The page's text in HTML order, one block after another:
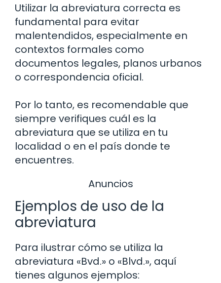
Utilizar la abreviatura correcta es
fundamental para evitar
malentendidos, especialmente en
contextos formales como
documentos legales, planos urbanos
o correspondencia oficial.
Por lo tanto, es recomendable que
siempre verifiques cuál es la
abreviatura que se utiliza en tu
localidad o en el país donde te
encuentres.
Anuncios
Ejemplos de uso de la
abreviatura
Para ilustrar cómo se utiliza la
abreviatura «Bvd.» o «Blvd.», aquí
tienes algunos ejemplos: